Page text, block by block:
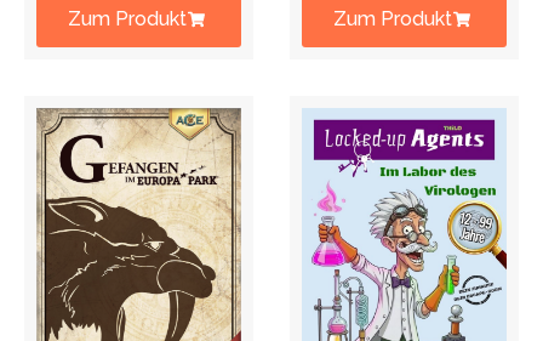
Zum Produkt Zum Produkt